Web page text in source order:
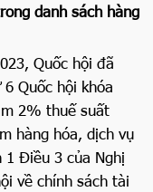
danh sách hàng
Quốc hội đã
Quốc hội khóa
2% thuế suất
hàng hóa, dịch vụ
Điều 3 của Nghị
về chính sách tài